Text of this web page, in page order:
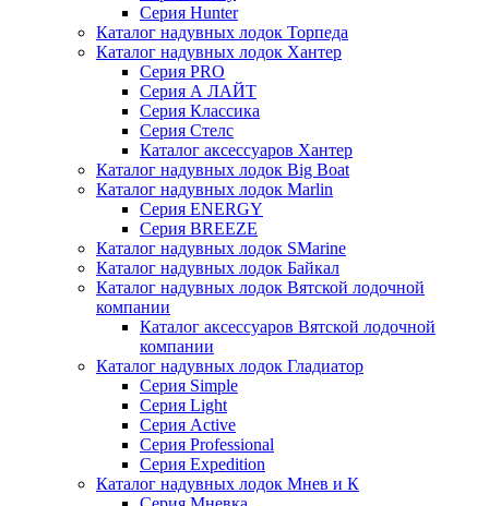
Серия Hunter
Каталог надувных лодок Торпеда
Каталог надувных лодок Хантер
Серия PRO
Серия А ЛАЙТ
Серия Классика
Серия Стелс
Каталог аксессуаров Хантер
Каталог надувных лодок Big Boat
Каталог надувных лодок Marlin
Серия ENERGY
Серия BREEZE
Каталог надувных лодок SMarine
Каталог надувных лодок Байкал
Каталог надувных лодок Вятской лодочной
компании
Каталог аксессуаров Вятской лодочной
компании
Каталог надувных лодок Гладиатор
Серия Simple
Серия Light
Серия Active
Серия Professional
Серия Expedition
Каталог надувных лодок Мнев и К